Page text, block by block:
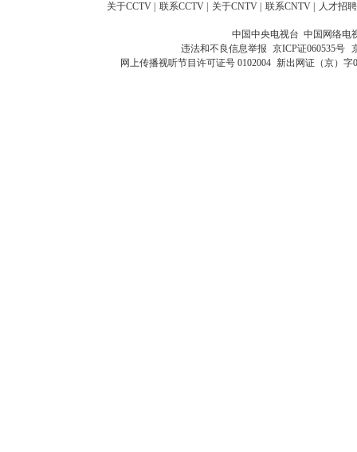
关于CCTV 联系CCTV 关于CNTV 联系CNTV 人才招聘
中国中央电视台 中国网络电
违法和不良信息举报 京ICP证060535号
网上传播视听节目许可证号 0102004 新出网证（京）